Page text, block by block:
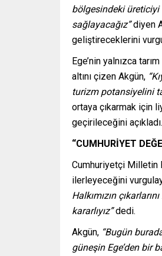
bölgesindeki üreticiyi
sağlayacağız”diyen
geliştireceklerini
Ege’nin yalnızca
altını çizen Akgün,
turizm potansiyelini
ortaya çıkarmak için
geçirileceğini açıkladı.
“CUMHURİYET
Cumhuriyetçi Milletin
ilerleyeceğini
Halkımızın
kararlıyız”dedi.
Akgün, “Bugün
güneşin Ege’den bir